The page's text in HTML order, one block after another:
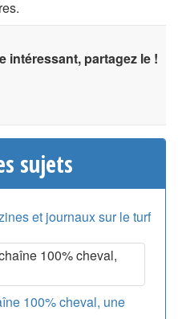
intéressant, partagez le !
sujets
et journaux sur le turf
100% cheval, une